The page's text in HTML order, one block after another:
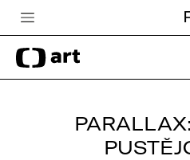
Česká televize
Zpravodajství